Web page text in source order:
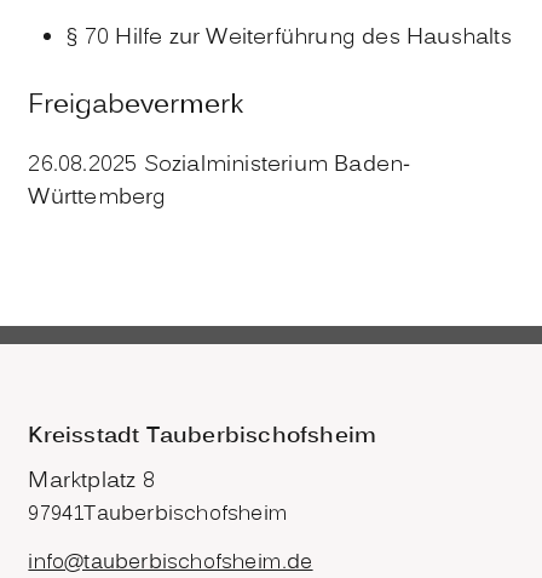
§ 70 Hilfe zur Weiterführung des Haushalts
Freigabevermerk
26.08.2025 Sozialministerium Baden-
Württemberg
Kreisstadt Tauberbischofsheim
Marktplatz 8
97941Tauberbischofsheim
info@tauberbischofsheim.de